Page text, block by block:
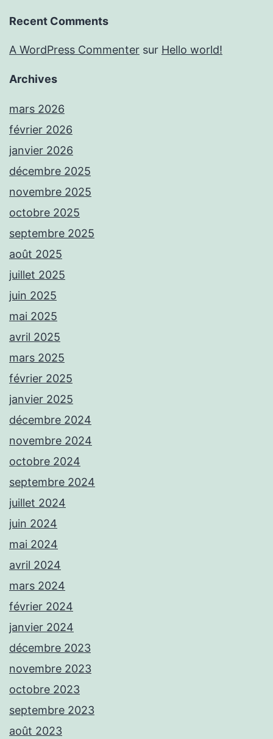
Recent Comments
A WordPress Commenter sur Hello world!
Archives
mars 2026
février 2026
janvier 2026
décembre 2025
novembre 2025
octobre 2025
septembre 2025
août 2025
juillet 2025
juin 2025
mai 2025
avril 2025
mars 2025
février 2025
janvier 2025
décembre 2024
novembre 2024
octobre 2024
septembre 2024
juillet 2024
juin 2024
mai 2024
avril 2024
mars 2024
février 2024
janvier 2024
décembre 2023
novembre 2023
octobre 2023
septembre 2023
août 2023